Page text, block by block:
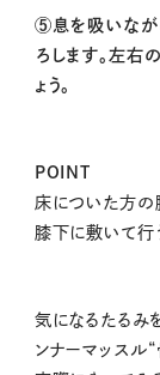
⑤息を吸いなが
ろします。左右
ょう。
POINT
床についた方の
膝下に敷いて行
気になるたるみ
ンナーマッスル